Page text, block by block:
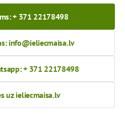
+ 371 22178498
info@ieliecmaisa.lv
+ 371 22178498
uz ieliecmaisa.lv